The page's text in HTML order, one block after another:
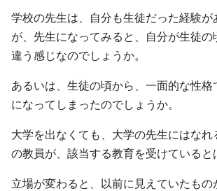
学校の先生は、自分も生徒だった経験が
が、先生になってみると、自分が生徒の
違う感じなのでしょうか。
あるいは、生徒の頃から、一面的な性格
になってしまったのでしょうか。
大学を出なくても、大学の先生にはなれ
の教員が、該当する教育を受けている
立場が変わると、以前に見えていたも